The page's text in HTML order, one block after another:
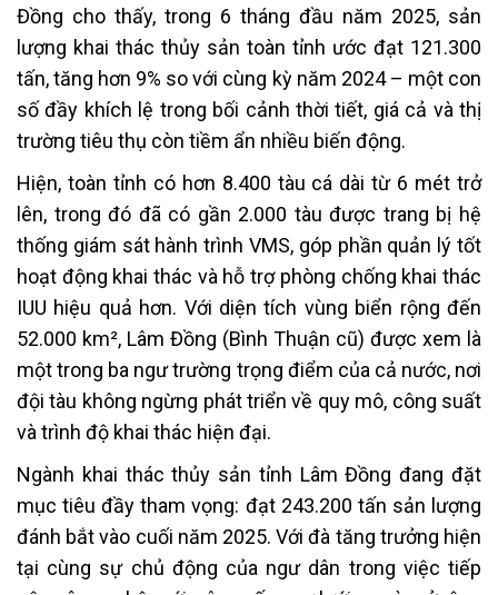
Đồng cho thấy, trong 6 tháng đầu năm 2025, sản
lượng khai thác thủy sản toàn tỉnh ước đạt 121.300
tấn, tăng hơn 9% so với cùng kỳ năm 2024 – một con
số đầy khích lệ trong bối cảnh thời tiết, giá cả và thị
trường tiêu thụ còn tiềm ẩn nhiều biến động.
Hiện, toàn tỉnh có hơn 8.400 tàu cá dài từ 6 mét trở
lên, trong đó đã có gần 2.000 tàu được trang bị hệ
thống giám sát hành trình VMS, góp phần quản lý tốt
hoạt động khai thác và hỗ trợ phòng chống khai thác
IUU hiệu quả hơn. Với diện tích vùng biển rộng đến
52.000 km², Lâm Đồng (Bình Thuận cũ) được xem là
một trong ba ngư trường trọng điểm của cả nước, nơi
đội tàu không ngừng phát triển về quy mô, công suất
và trình độ khai thác hiện đại.
Ngành khai thác thủy sản tỉnh Lâm Đồng đang đặt
mục tiêu đầy tham vọng: đạt 243.200 tấn sản lượng
đánh bắt vào cuối năm 2025. Với đà tăng trưởng hiện
tại cùng sự chủ động của ngư dân trong việc tiếp